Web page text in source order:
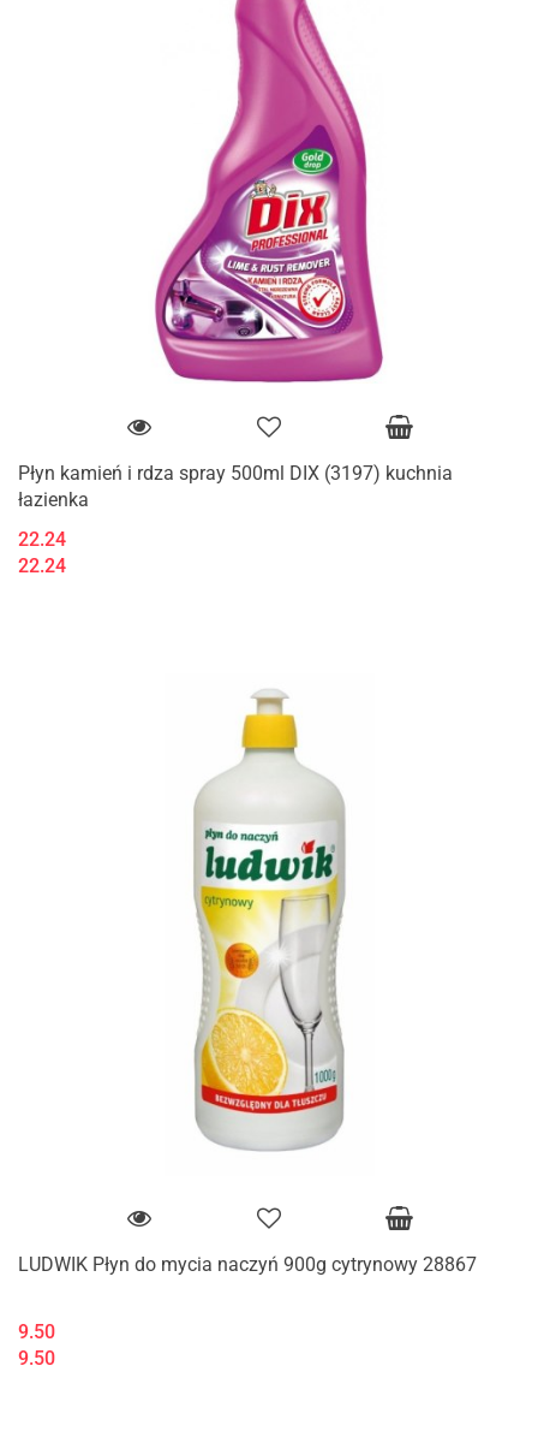
Płyn kamień i rdza spray 500ml DIX (3197) kuchnia
łazienka
22.24
22.24
LUDWIK Płyn do mycia naczyń 900g cytrynowy 28867
9.50
9.50